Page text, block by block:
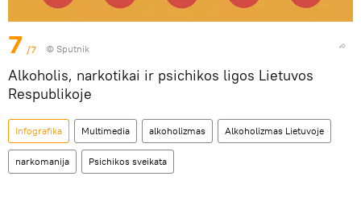
7 /7 © Sputnik
Alkoholis, narkotikai ir psichikos ligos Lietuvos
Respublikoje
Infografika Multimedia alkoholizmas Alkoholizmas Lietuvoje
narkomanija Psichikos sveikata